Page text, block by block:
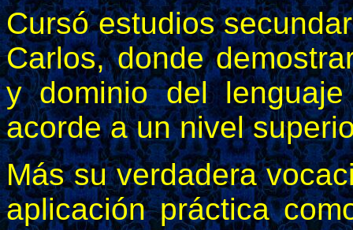
Cursó estudios
Carlos, donde
y dominio del
acorde a un nivel
Más su verdadera
aplicación práctica